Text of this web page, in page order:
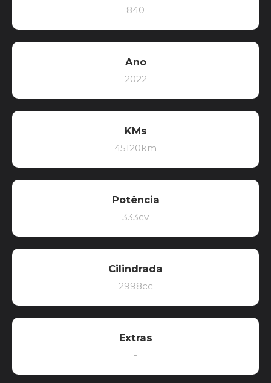
840
Ano
2022
KMs
45120km
Potência
333cv
Cilindrada
2998cc
Extras
-